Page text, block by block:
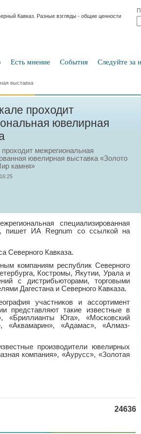
Есть мнение События Следуйте за
выставка
проходит
ювелирная
межрегиональная
ювелирная выставка «Золото
камня»
специализированная
пишет ИА Regnum со ссылкой на
Северного Кавказа.
компаниям республик Северного
Костромы, Якутии, Урала и
с дистрибьюторами, торговыми
Дагестана и Северного Кавказа.
участников и ассортимент
представляют такие известные в
Юга», «Московский
«Аквамарин», «Адамас», «Алмаз-
производители ювелирных
компания», «Аурусс», «Золотая
24636